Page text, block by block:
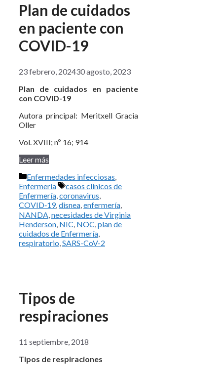
Plan de cuidados
en paciente con
COVID-19
23 febrero, 202430 agosto, 2023
Plan de cuidados en paciente
con COVID-19
Autora principal: Meritxell Gracia
Oller
Vol. XVIII; nº 16; 914
Leer más
Categorías
Enfermedades infecciosas
Enfermería
Etiquetas
casos clínicos de
Enfermería coronavirus
COVID‑19, disnea enfermería
NANDA necesidades de Virginia
Henderson NIC NOC plan de
cuidados de Enfermería
respiratorio SARS-CoV-2
Tipos de
respiraciones
11 septiembre, 2018
Tipos de respiraciones